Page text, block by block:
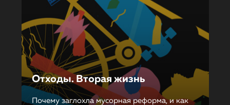
Отходы. Вторая жизнь
Почему заглохла мусорная реформа, и как